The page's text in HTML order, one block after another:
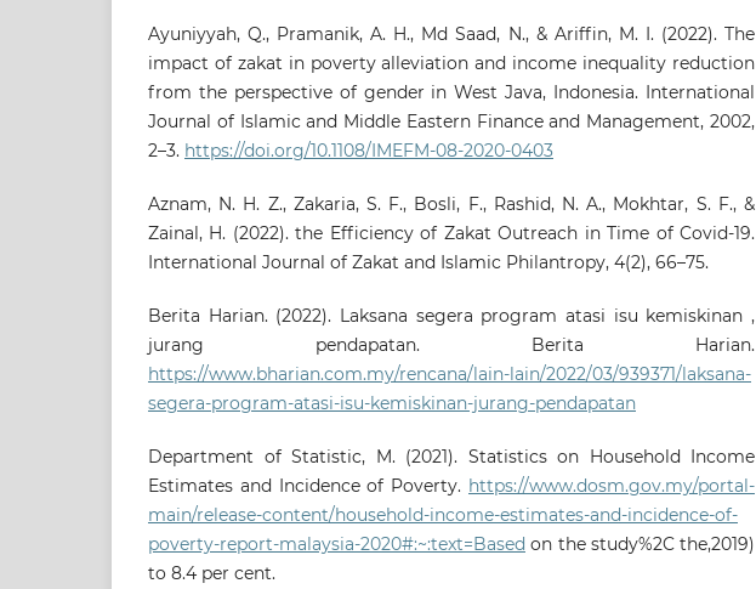
Ayuniyyah, Q., Pramanik, A. H., Md Saad, N., & Ariffin, M. I. (2022). The
impact of zakat in poverty alleviation and income inequality reduction
from the perspective of gender in West Java, Indonesia. International
Journal of Islamic and Middle Eastern Finance and Management, 2002,
2–3. https://doi.org/10.1108/IMEFM-08-2020-0403
Aznam, N. H. Z., Zakaria, S. F., Bosli, F., Rashid, N. A., Mokhtar, S. F., &
Zainal, H. (2022). the Efficiency of Zakat Outreach in Time of Covid-19.
International Journal of Zakat and Islamic Philantropy, 4(2), 66–75.
Berita Harian. (2022). Laksana segera program atasi isu kemiskinan ,
jurang pendapatan. Berita Harian.
https://www.bharian.com.my/rencana/lain-lain/2022/03/939371/laksana-
segera-program-atasi-isu-kemiskinan-jurang-pendapatan
Department of Statistic, M. (2021). Statistics on Household Income
Estimates and Incidence of Poverty. https://www.dosm.gov.my/portal-
main/release-content/household-income-estimates-and-incidence-of-
poverty-report-malaysia-2020#:~:text=Based on the study%2C the,2019)
to 8.4 per cent.